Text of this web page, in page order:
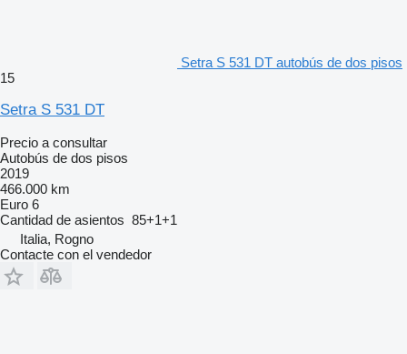
Setra S 531 DT autobús de dos pisos
15
Setra S 531 DT
Precio a consultar
Autobús de dos pisos
2019
466.000 km
Euro 6
Cantidad de asientos 85+1+1
Italia, Rogno
Contacte con el vendedor